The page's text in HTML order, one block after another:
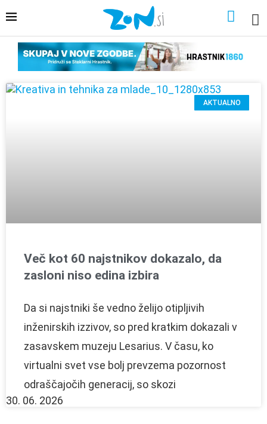
AKTUALNO
Več kot 60 najstnikov dokazalo, da
zasloni niso edina izbira
Da si najstniki še vedno želijo otipljivih
inženirskih izzivov, so pred kratkim dokazali v
zasavskem muzeju Lesarius. V času, ko
virtualni svet vse bolj prevzema pozornost
odraščajočih generacij, so skozi
30. 06. 2026